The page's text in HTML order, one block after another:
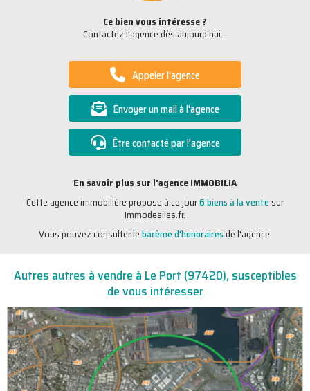
Ce bien vous intéresse ?
Contactez l'agence dès aujourd'hui...
Appeler l'agence
Envoyer un mail à l'agence
Être contacté par l'agence
En savoir plus sur l'agence IMMOBILIA
Cette agence immobilière propose à ce jour6 biens à la vente sur
Immodesiles.fr.
Vous pouvez consulter lebarème d'honoraires de l'agence.
Autres autres à vendre à Le Port (97420), susceptibles
de vous intéresser